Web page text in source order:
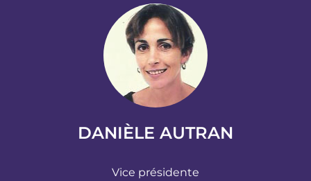
DANIÈLE AUTRAN
Vice présidente